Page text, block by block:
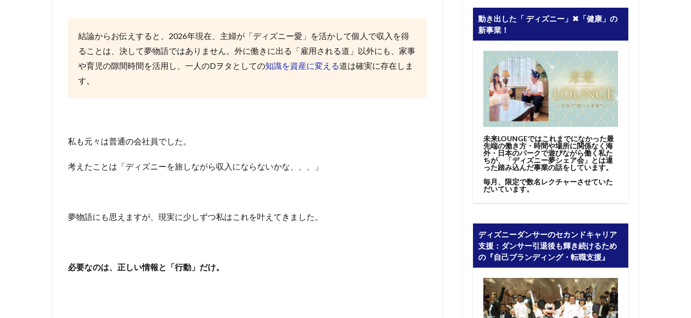
結論からお伝えすると、2026年現在、主婦が「ディズニー愛」を活かして個人で収入を得
ることは、決して夢物語ではありません。外に働きに出る「雇用される道」以外にも、家事
や育児の隙間時間を活用し、一人のDヲタとしての知識を資産に変える道は確実に存在しま
す。
私も元々は普通の会社員でした。
考えたことは「ディズニーを旅しながら収入にならないかな、、、」
夢物語にも思えますが、現実に少しずつ私はこれを叶えてきました。
必要なのは、正しい情報と「行動」だけ。
動き出した「 ディズニー」✖︎「健康」の
新事業！
未来LOUNGEではこれまでになかった最
先端の働き方・時間や場所に関係なく海
外・日本のパークで遊びながら働く私た
ちが、「ディズニー夢シェア会」とは違
った踏み込んだ事業の話をしています。
毎月、限定で数名レクチャーさせていた
だいています。
ディズニーダンサーのセカンドキャリア
支援：ダンサー引退後も輝き続けるため
の『自己ブランディング・転職支援』